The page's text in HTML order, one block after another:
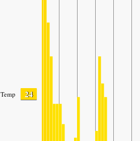
Temp 24